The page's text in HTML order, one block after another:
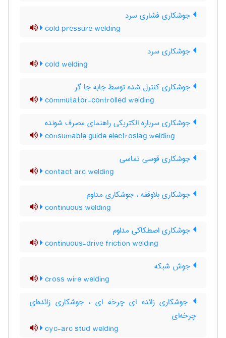
جوشکاری فشاری سرد
cold pressure welding
جوشکاری سرد
cold welding
جوشکاری کنترل شده توسط جابه جا گر
commutator-controlled welding
جوشکاری سرباره الکتریکی راهنمای مصرف شونده
consumable guide electroslag welding
جوشکاری قوسی تماسی
contact arc welding
جوشکاری بلاوقفه ، جوشکاری مداوم
continuous welding
جوشکاری اصطکاکی مداوم
continuous-drive friction welding
جوش شبکه
cross wire welding
جوشکاری زائده ای چرخه ای ، جوشکاری زائده‌ای
چرخه‌ای
cyc-arc stud welding